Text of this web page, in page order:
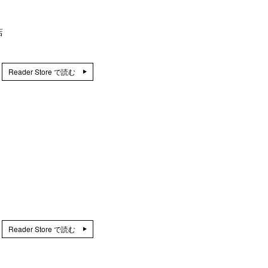
Reader Store で読む
Reader Store で読む